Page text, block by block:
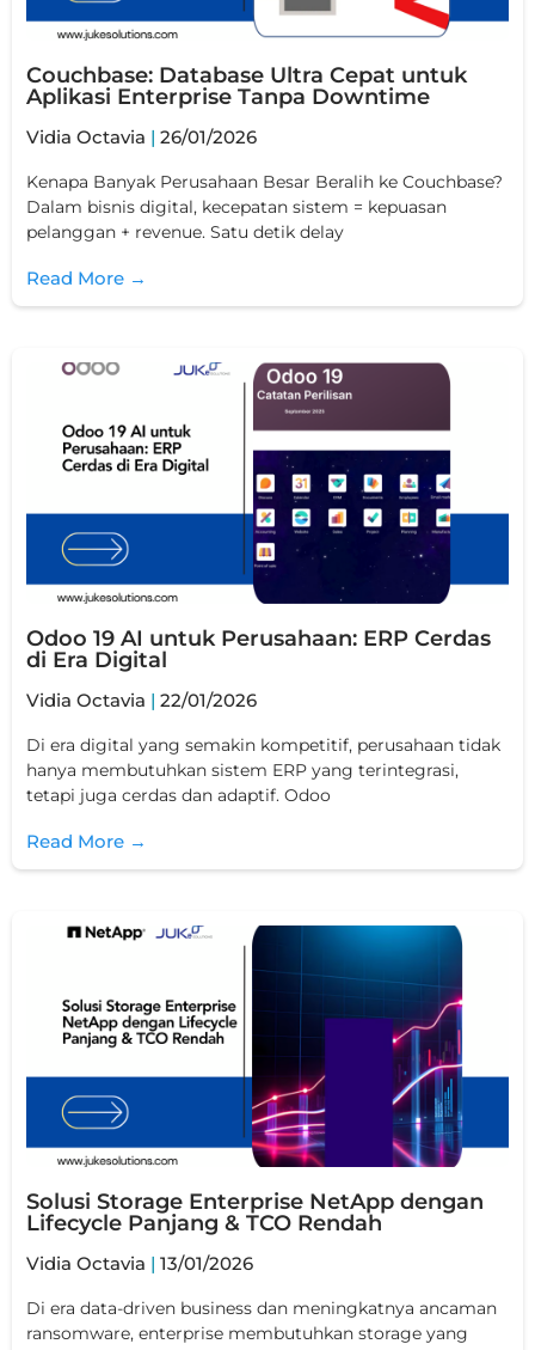
Couchbase: Database Ultra Cepat untuk
Aplikasi Enterprise Tanpa Downtime
Vidia Octavia 26/01/2026
Kenapa Banyak Perusahaan Besar Beralih ke Couchbase?
Dalam bisnis digital, kecepatan sistem = kepuasan
pelanggan + revenue. Satu detik delay
Read More →
Odoo 19 AI untuk Perusahaan: ERP Cerdas
di Era Digital
Vidia Octavia 22/01/2026
Di era digital yang semakin kompetitif, perusahaan tidak
hanya membutuhkan sistem ERP yang terintegrasi,
tetapi juga cerdas dan adaptif. Odoo
Read More →
Solusi Storage Enterprise NetApp dengan
Lifecycle Panjang & TCO Rendah
Vidia Octavia 13/01/2026
Di era data-driven business dan meningkatnya ancaman
ransomware, enterprise membutuhkan storage yang